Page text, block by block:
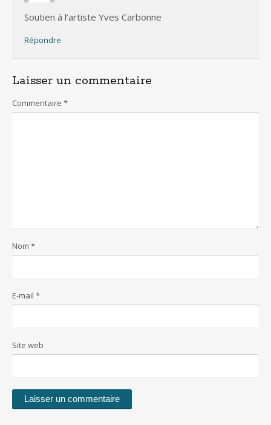
Soutien à l’artiste Yves Carbonne
Répondre
Laisser un commentaire
Commentaire *
Nom *
E-mail *
Site web